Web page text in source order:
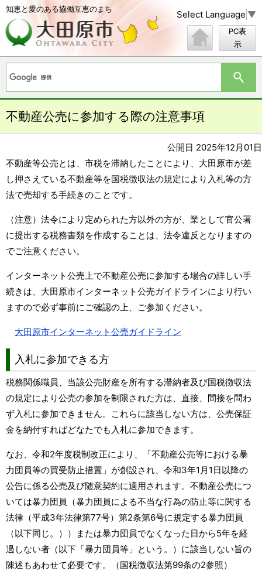
知恵と愛のある協働互恵のまち Select Language ▼
PC表
示
不動産公売に参加する際の注意事項
公開日 2025年12月01日
不動産等公売とは、市税を滞納したことにより、大田原市が差
し押さえている不動産等を国税徴収法の規定により入札等の方
法で売却する手続きのことです。
（注意）法令により定められた方以外の方が、業として官公署
に提出する税務書類を作成することは、法令違反となりますの
でご注意ください。
インターネット公売上で不動産公売に参加する場合の詳しい手
続きは、大田原市インターネット公売ガイドラインにより行い
ますので必ず事前にご確認の上、ご参加ください。
大田原市インターネット公売ガイドライン
入札に参加できる方
税務関係職員、当該公売財産を所有する滞納者及び国税徴収法
の規定により公売の参加を制限された方は、直接、間接を問わ
ず入札に参加できません。これらに該当しない方は、公売保証
金を納付すればどなたでも入札に参加できます。
なお、令和2年度税制改正により、「不動産公売等における暴
力団員等の買受防止措置」が創設され、令和3年1月1日以降の
公告に係る公売及び随意契約に適用されます。不動産公売につ
いては暴力団員（暴力団員による不当な行為の防止等に関する
法律（平成3年法律第77号）第2条第6号に規定する暴力団員
（以下同じ。））または暴力団員でなくなった日から5年を経
過しない者（以下「暴力団員等」という。）に該当しない旨の
陳述もあわせて必要です。（国税徴収法第99条の2参照）